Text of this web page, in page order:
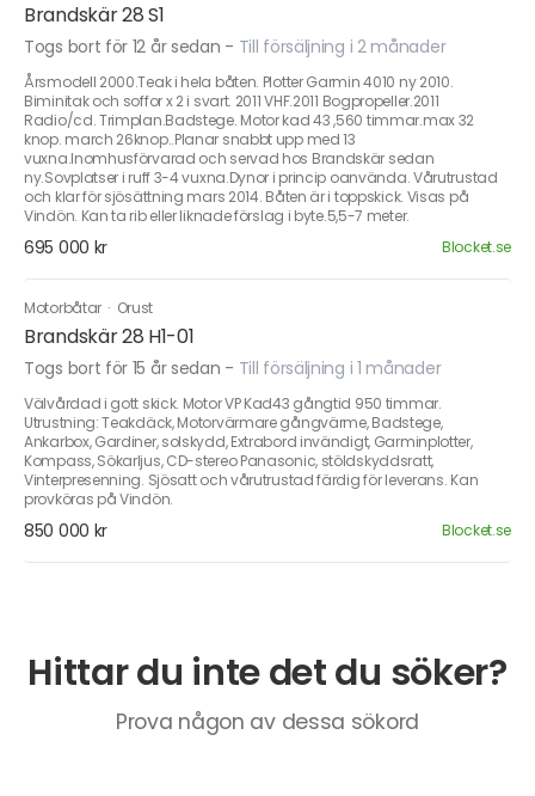
Brandskär 28 S1
Togs bort för 12 år sedan - Till försäljning i 2 månader
Årsmodell 2000.Teak i hela båten. Plotter Garmin 4010 ny 2010.
Biminitak och soffor x 2 i svart. 2011 VHF.2011 Bogpropeller.2011
Radio/cd. Trimplan.Badstege. Motor kad 43 ,560 timmar.max 32
knop. march 26knop..Planar snabbt upp med 13
vuxna.Inomhusförvarad och servad hos Brandskär sedan
ny.Sovplatser i ruff 3-4 vuxna.Dynor i princip oanvända. Vårutrustad
och klar för sjösättning mars 2014. Båten är i toppskick. Visas på
Vindön. Kan ta rib eller liknade förslag i byte.5,5-7 meter.
695 000 kr Blocket.se
Motorbåtar · Orust
Brandskär 28 H1-01
Togs bort för 15 år sedan - Till försäljning i 1 månader
Välvårdad i gott skick. Motor VP Kad43 gångtid 950 timmar.
Utrustning: Teakdäck, Motorvärmare gångvärme, Badstege,
Ankarbox, Gardiner, solskydd, Extrabord invändigt, Garminplotter,
Kompass, Sökarljus, CD-stereo Panasonic, stöldskyddsratt,
Vinterpresenning. Sjösatt och vårutrustad färdig för leverans. Kan
provköras på Vindön.
850 000 kr Blocket.se
Hittar du inte det du söker?
Prova någon av dessa sökord